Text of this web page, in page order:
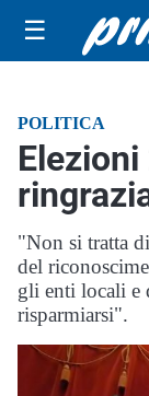
☰
POLITICA
"Non si tratta
del
gli enti locali e
risparmiarsi".